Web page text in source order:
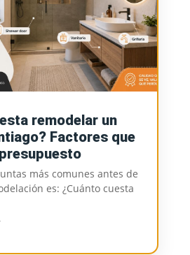
remodelar un
Factores que
más comunes antes de
es: ¿Cuánto cuesta